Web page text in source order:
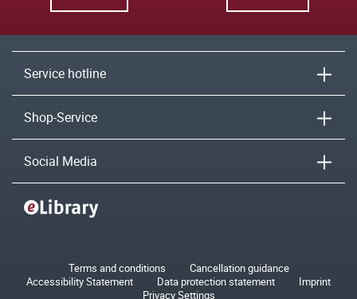
Service hotline
Shop-Service
Social Media
Terms and conditions
Cancellation guidance
Accessibility Statement
Data protection statement
Imprint
Privacy Settings